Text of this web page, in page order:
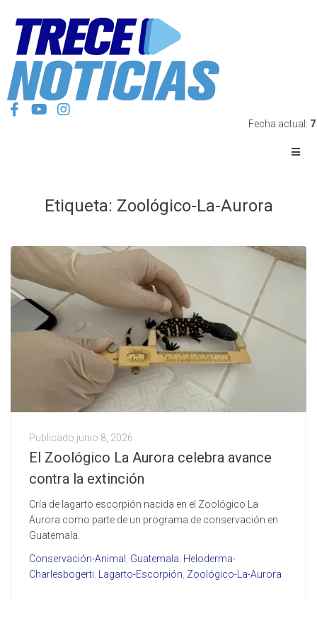
Fecha actual:
Etiqueta: Zoológico-La-Aurora
Publicado junio 8, 2026
El Zoológico La Aurora celebra avance
contra la extinción
Cría de lagarto escorpión nacida en el Zoológico La
Aurora como parte de un programa de conservación en
Guatemala.
Conservación-Animal , Guatemala, Heloderma-
Charlesbogerti, Lagarto-Escorpión, Zoológico-La-Aurora